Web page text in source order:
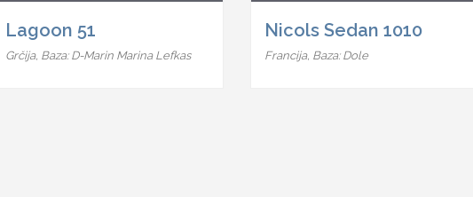
Lagoon 51
Grčija, Baza: D-Marin Marina Lefkas
Nicols Sedan 1010
Francija, Baza: Dole